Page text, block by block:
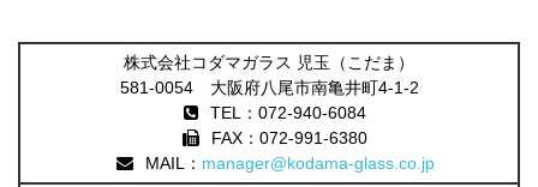
株式会社コダマガラス 児玉（こだま）
581-0054 大阪府八尾市南亀井町4-1-2
TEL：072-940-6084
FAX：072-991-6380
MAIL： manager@kodama-glass.co.jp